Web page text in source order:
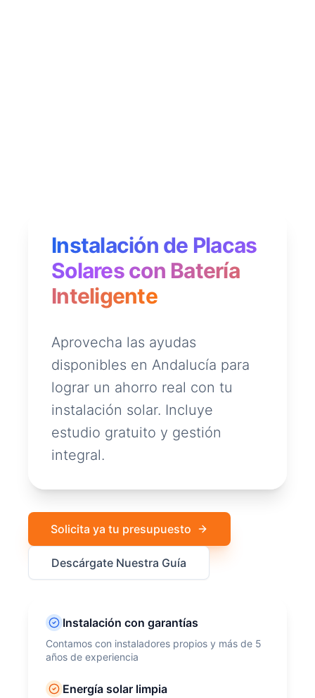
Instalación de Placas
Solares con Batería
Inteligente
Aprovecha las ayudas
disponibles en Andalucía para
lograr un ahorro real con tu
instalación solar. Incluye
estudio gratuito y gestión
integral.
Solicita ya tu presupuesto
Descárgate Nuestra Guía
Instalación con garantías
Contamos con instaladores propios y más de 5
años de experiencia
Energía solar limpia